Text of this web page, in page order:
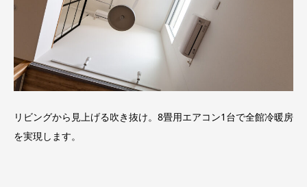
リビングから見上げる吹き抜け。 8畳用エアコン1台で全館冷暖房
を実現します。